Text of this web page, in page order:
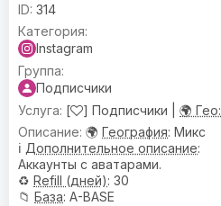
314
Instagram
Подписчики
[
] Подписчики | 🌍 Гео:
🌍 География: Микс
ℹ️ Дополнительное описание:
Аккаунты с аватарами.
♻️ Refill (дней): 30
📁 База: A-BASE